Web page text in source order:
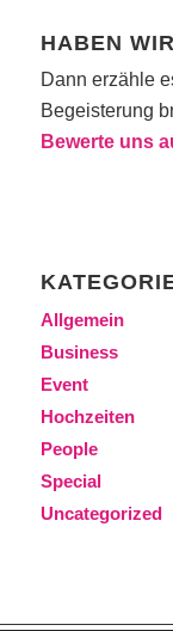
HABEN
Dann erzähle
Begeisterung
Bewerte uns
Allgemein
Business
Event
Hochzeiten
People
Special
Uncategorized